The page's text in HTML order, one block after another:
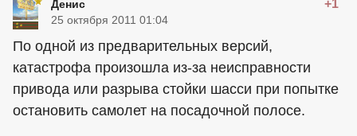
Денис +1
25 октября 2011 01:04
По одной из предварительных версий,
катастрофа произошла из-за неисправности
привода или разрыва стойки шасси при попытке
остановить самолет на посадочной полосе.